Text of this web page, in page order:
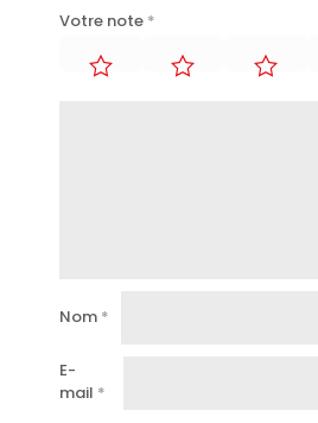
Votre note *
Nom *
E-
mail *